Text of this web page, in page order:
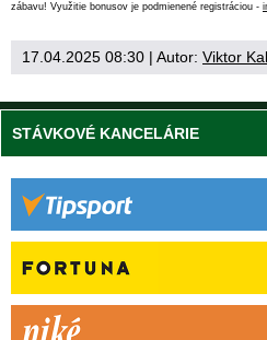
zábavu! Využitie bonusov je podmienené registráciou -
17.04.2025 08:30 | Autor: Viktor
STÁVKOVÉ KANCELÁRIE